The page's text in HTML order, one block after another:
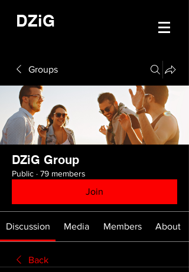
DZiG
Groups
DZiG Group
Public · 79 members
Join
Discussion Media Members About
Back